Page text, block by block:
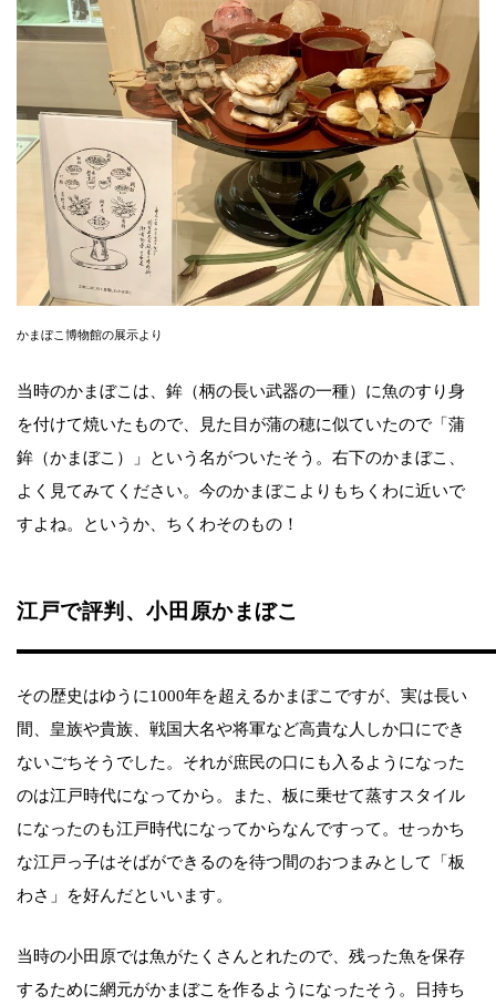
かまぼこ博物館の展示より
当時のかまぼこは、鉾（柄の長い武器の一種）に魚のすり身
を付けて焼いたもので、見た目が蒲の穂に似ていたので「蒲
鉾（かまぼこ）」という名がついたそう。右下のかまぼこ、
よく見てみてください。今のかまぼこよりもちくわに近いで
すよね。というか、ちくわそのもの！
江戸で評判、小田原かまぼこ
その歴史はゆうに1000年を超えるかまぼこですが、実は長い
間、皇族や貴族、戦国大名や将軍など高貴な人しか口にでき
ないごちそうでした。それが庶民の口にも入るようになった
のは江戸時代になってから。また、板に乗せて蒸すスタイル
になったのも江戸時代になってからなんですって。せっかち
な江戸っ子はそばができるのを待つ間のおつまみとして「板
わさ」を好んだといいます。
当時の小田原では魚がたくさんとれたので、残った魚を保存
するために網元がかまぼこを作るようになったそう。日持ち